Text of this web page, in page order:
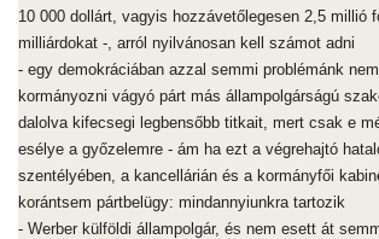
10 000 dollárt, vagyis hozzávetőlegesen 2,5 millió
milliárdokat -, arról nyilvánosan kell számot adni
- egy demokráciában azzal semmi problémánk
kormányozni vágyó párt más állampolgárságú
dalolva kifecsegi legbensőbb titkait, mert csak e
esélye a győzelemre - ám ha ezt a végrehajtó
szentélyében, a kancellárián és a kormányfői
korántsem pártbelügy: mindannyiunkra tartozik
- Werber külföldi állampolgár, és nem esett át